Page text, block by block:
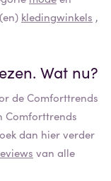
kledingwinkels ,
Wat nu?
deComforttrends
Comforttrends
dan hier verder
van alle